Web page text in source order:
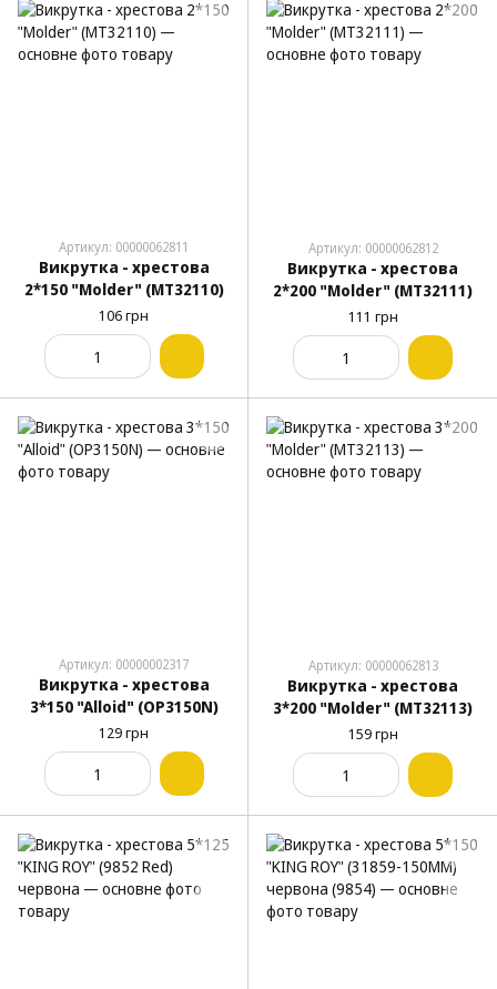
Артикул: 00000062811
Викрутка - хрестова
2*150 "Molder" (МТ32110)
106 грн
Артикул: 00000062812
Викрутка - хрестова
2*200 "Molder" (МТ32111)
111 грн
Артикул: 00000002317
Викрутка - хрестова
3*150 "Alloid" (OP3150N)
129 грн
Артикул: 00000062813
Викрутка - хрестова
3*200 "Molder" (МТ32113)
159 грн